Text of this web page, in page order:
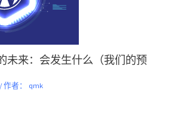
来：会发生什么（我们的预
/ 作者： qmk